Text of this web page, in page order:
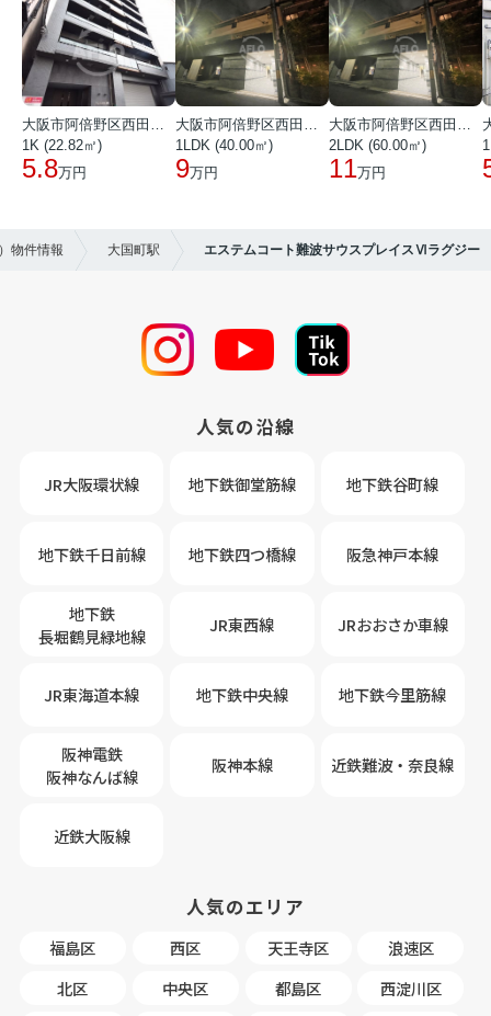
大阪市阿倍野区西田辺町１丁目
1K (22.82㎡)
5.8万円
大阪市阿倍野区西田辺町１丁目
1LDK (40.00㎡)
9万円
大阪市阿倍野区西田辺町１丁目
2LDK (60.00㎡)
11万円
物件情報 大国町駅 エステムコート難波サウスプレイスⅥラグジー
人気の沿線
JR大阪環状線 地下鉄御堂筋線 地下鉄谷町線
地下鉄千日前線 地下鉄四つ橋線 阪急神戸本線
地下鉄
長堀鶴見緑地線
JR東西線 JRおおさか車線
JR東海道本線 地下鉄中央線 地下鉄今里筋線
阪神電鉄
阪神なんば線
阪神本線 近鉄難波・奈良線
近鉄大阪線
人気のエリア
福島区 西区 天王寺区
浪速区
北区
中央区 都島区
西淀川区